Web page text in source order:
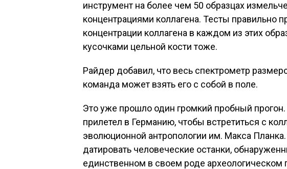
инструмент на более чем 50 образцах
концентрациями коллагена. Тесты правильно
концентрации коллагена в каждом из этих
кусочками цельной кости тоже.
Райдер добавил, что весь спектрометр
команда может взять его с собой в поле.
Это уже прошло один громкий пробный
прилетел в Германию, чтобы встретиться с
эволюционной антропологии им. Макса
датировать человеческие останки,
единственном в своем роде археологическом